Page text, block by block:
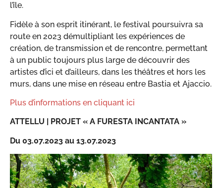
l’île.
Fidèle à son esprit itinérant, le festival poursuivra sa
route en 2023 démultipliant les expériences de
création, de transmission et de rencontre, permettant
à un public toujours plus large de découvrir des
artistes d’ici et d’ailleurs, dans les théâtres et hors les
murs, dans une mise en réseau entre Bastia et Ajaccio.
Plus d’informations en cliquant ici
ATTELLU | PROJET « A FURESTA INCANTATA »
Du 03.07.2023 au 13.07.2023